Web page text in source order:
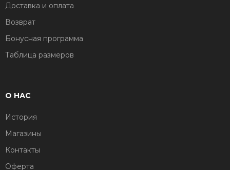
Доставка и оплата
Возврат
Бонусная программа
Таблица размеров
О НАС
История
Магазины
Контакты
Оферта